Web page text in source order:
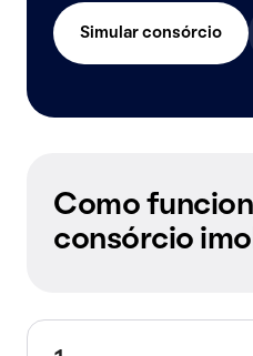
Simular consórcio
Como
consórcio